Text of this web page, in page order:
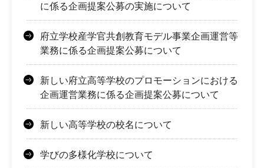
に係る企画提案公募の実施について
府立学校産学官共創教育モデル事業企画運営等
業務に係る企画提案公募について
新しい府立高等学校のプロモーションにおける
企画運営業務に係る企画提案公募について
新しい高等学校の校名について
学びの多様化学校について